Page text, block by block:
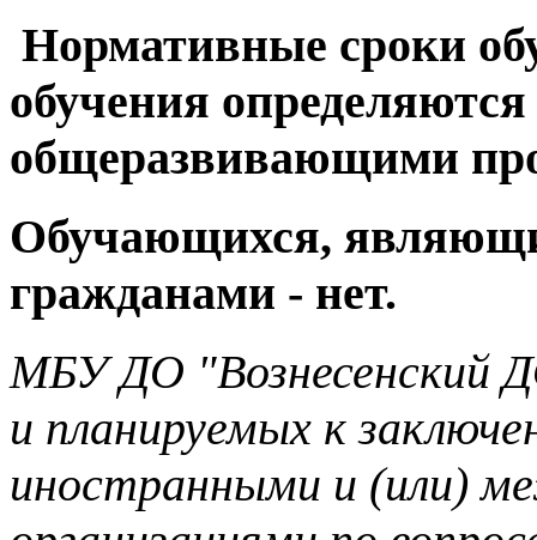
Нормативные сроки
обучения
общеразвивающими
Обучающихся,
гражданами - нет.
МБУ ДО "Вознесенский
и планируемых к
иностранными и (или)